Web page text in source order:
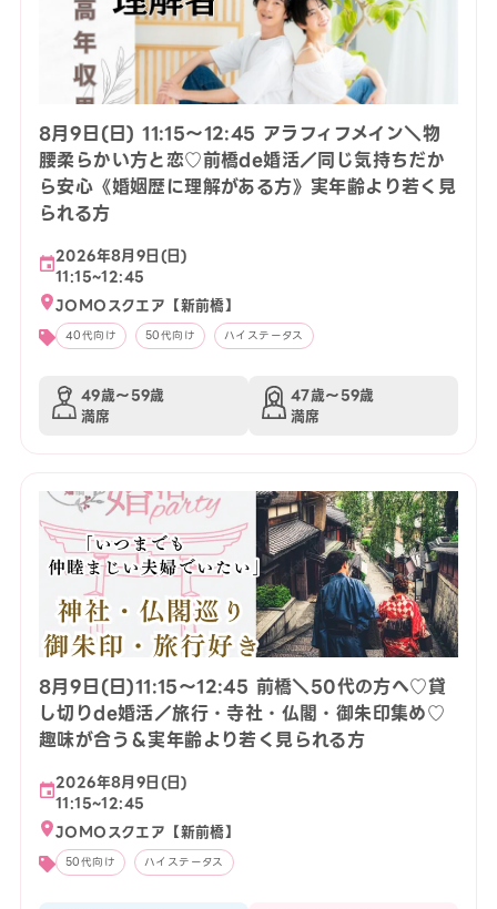
8月9日(日) 11:15〜12:45 アラフィフメイン＼物
腰柔らかい方と恋♡前橋de婚活／同じ気持ちだか
ら安心《婚姻歴に理解がある方》実年齢より若く見
られる方
2026年8月9日(日)
11:15~12:45
JOMOスクエア【新前橋】
40代向け 50代向け ハイステータス
49歳〜59歳
満席
47歳〜59歳
満席
8月9日(日)11:15〜12:45 前橋＼50代の方へ♡貸
し切りde婚活／旅行・寺社・仏閣・御朱印集め♡
趣味が合う＆実年齢より若く見られる方
2026年8月9日(日)
11:15~12:45
JOMOスクエア【新前橋】
50代向け ハイステータス